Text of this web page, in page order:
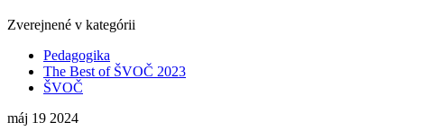
Zverejnené v kategórii
Pedagogika
The Best of ŠVOČ 2023
ŠVOČ
máj 19 2024